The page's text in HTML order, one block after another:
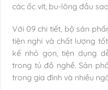
các ốc vít, bu-lông đầu
Với 09 chi tiết, bộ sản
tiện nghi và chất lượng
kế nhỏ gọn, tiện dụng
trong tủ đồ nghề. Sản
trong gia đình và nhiều